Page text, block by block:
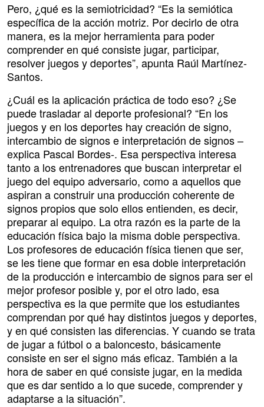
Pero, ¿qué es la semiotricidad? “Es la semiótica
específica de la acción motriz. Por decirlo de otra
manera, es la mejor herramienta para poder
comprender en qué consiste jugar, participar,
resolver juegos y deportes”, apunta Raúl Martínez-
Santos.
¿Cuál es la aplicación práctica de todo eso? ¿Se
puede trasladar al deporte profesional? “En los
juegos y en los deportes hay creación de signo,
intercambio de signos e interpretación de signos –
explica Pascal Bordes-. Esa perspectiva interesa
tanto a los entrenadores que buscan interpretar el
juego del equipo adversario, como a aquellos que
aspiran a construir una producción coherente de
signos propios que solo ellos entienden, es decir,
preparar al equipo. La otra razón es la parte de la
educación física bajo la misma doble perspectiva.
Los profesores de educación física tienen que ser,
se les tiene que formar en esa doble interpretación
de la producción e intercambio de signos para ser el
mejor profesor posible y, por el otro lado, esa
perspectiva es la que permite que los estudiantes
comprendan por qué hay distintos juegos y deportes,
y en qué consisten las diferencias. Y cuando se trata
de jugar a fútbol o a baloncesto, básicamente
consiste en ser el signo más eficaz. También a la
hora de saber en qué consiste jugar, en la medida
que es dar sentido a lo que sucede, comprender y
adaptarse a la situación”.